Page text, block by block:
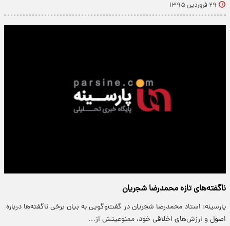
۲۹ فروردین ۱۳۹۵
ناگفته‌های تازه محمدرضا شجریان
پارسینه: استاد محمدرضا شجریان در گفت‌وگویی به بیان برخی ناگفته‌ها درباره
اصول و ارزش‌های اخلاقی خود، ممنوعیتش از…